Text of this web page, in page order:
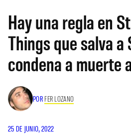
Hay una regla en
Things que salva a
condena a muerte
POR FER LOZANO
25 DE JUNIO, 2022